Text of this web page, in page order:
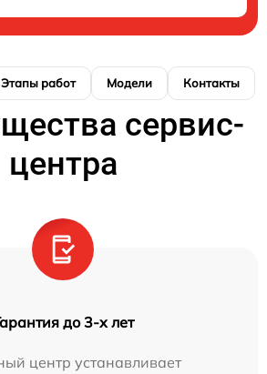
Этапы работ Модели Контакты
сервис-
центра
до 3-х лет
центр устанавливает